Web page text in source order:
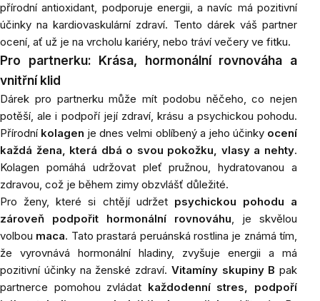
přírodní antioxidant, podporuje energii, a navíc má pozitivní
účinky na kardiovaskulární zdraví. Tento dárek váš partner
ocení, ať už je na vrcholu kariéry, nebo tráví večery ve fitku.
Pro partnerku: Krása, hormonální rovnováha a
vnitřní klid
Dárek pro partnerku může mít podobu něčeho, co nejen
potěší, ale i podpoří její zdraví, krásu a psychickou pohodu.
Přírodní kolagen je dnes velmi oblíbený a jeho účinky ocení
každá žena, která dbá o svou pokožku, vlasy a nehty.
Kolagen pomáhá udržovat pleť pružnou, hydratovanou a
zdravou, což je během zimy obzvlášť důležité.
Pro ženy, které si chtějí udržet psychickou pohodu a
zároveň podpořit hormonální rovnováhu, je skvělou
volbou maca. Tato prastará peruánská rostlina je známá tím,
že vyrovnává hormonální hladiny, zvyšuje energii a má
pozitivní účinky na ženské zdraví. Vitamíny skupiny B pak
partnerce pomohou zvládat každodenní stres, podpoří